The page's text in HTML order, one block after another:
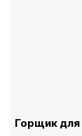
Горщик для